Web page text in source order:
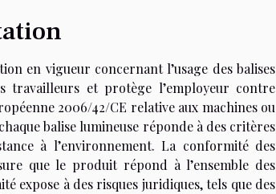
en vigueur concernant l’usage des balises
travailleurs et protège l’employeur contre
2006/42/CE relative aux machines ou
balise lumineuse réponde à des critères
à l’environnement. La conformité des
que le produit répond à l’ensemble des
expose à des risques juridiques, tels que des